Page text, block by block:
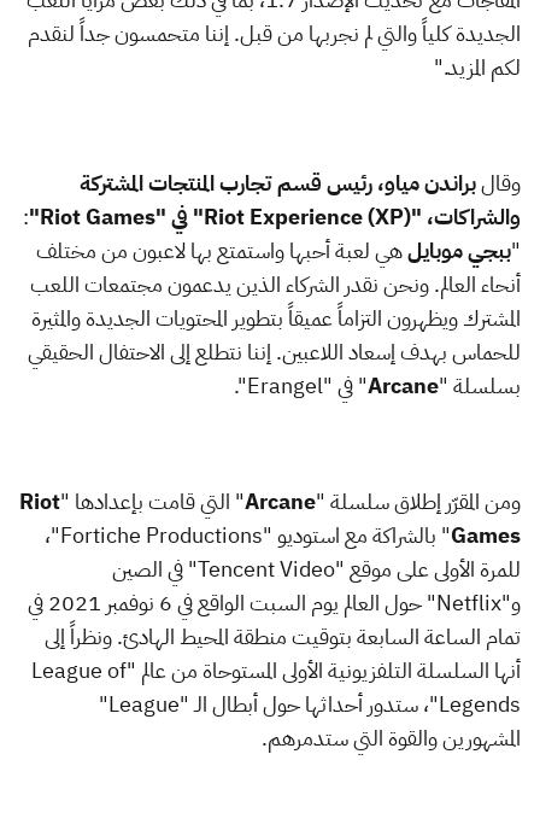
الجديدة كلياً والتي لم نجربها من قبل. إننا متحمسون جداً لنقدم
لكم المزيد."
وقالبراندن مياو، رئيس قسم تجارب المنتجات المشتركة
والشراكات، "Riot Experience (XP)" في "Riot Games
"
:
"ببجي موبايلهي لعبة أحبها واستمتع بها لاعبون من مختلف
أنحاء العالم. ونحن نقدر الشركاء الذين يدعمون مجتمعات اللعب
المشترك ويظهرون التزاماً عميقاً بتطوير المحتويات الجديدة والمثيرة
للحماس بهدف إسعاد اللاعبين. إننا نتطلع إلى الاحتفال الحقيقي
بسلسلة "Arcane" في "Erangel
".
ومن المقرّر إطلاق سلسلة "Arcane" التي قامت بإعدادها "Riot
Games" بالشراكة مع استوديو "Fortiche Productions"،
للمرة الأولى على موقع "Tencent Video" في الصين
و"Netflix
" حول العالم يوم السبت الواقع في 6 نوفمبر 2021 في
تمام الساعة السابعة بتوقيت منطقة المحيط الهادئ. ونظراً إلى
أنها السلسلة التلفزيونية الأولى المستوحاة من عالم "League of
Legends"، ستدور أحداثها حول أبطال الـ "League
"
المشهورين والقوة التي ستدمرهم.